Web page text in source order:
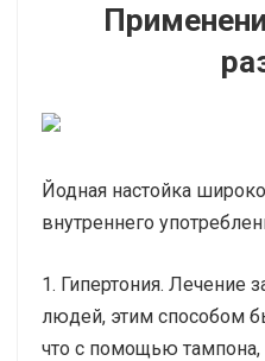
Йодная настойка
внутреннего
Гипертония. Лечение
людей, этим способом
что с помощью тампона,